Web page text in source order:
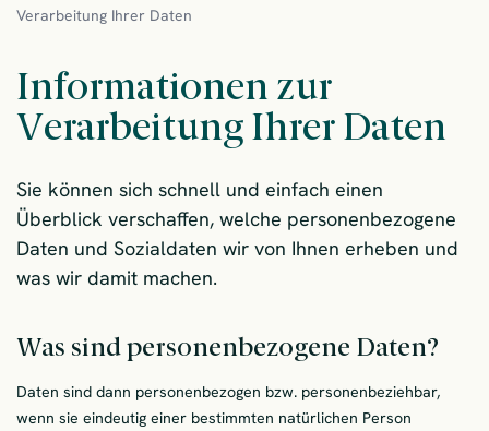
Verarbeitung Ihrer Daten
Informationen zur
Verarbeitung Ihrer Daten
Sie können sich schnell und einfach einen
Überblick verschaffen, welche personenbezogene
Daten und Sozialdaten wir von Ihnen erheben und
was wir damit machen.
Was sind personenbezogene Daten?
Daten sind dann personenbezogen bzw. personenbeziehbar,
wenn sie eindeutig einer bestimmten natürlichen Person